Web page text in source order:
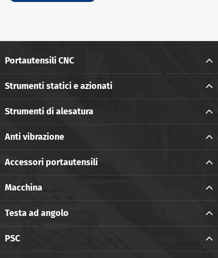
Portautensili CNC
Strumenti statici e azionati
Strumenti di alesatura
Anti vibrazione
Accessori portautensili
Macchina
Testa ad angolo
PSC